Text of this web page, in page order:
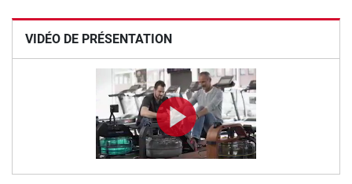
VIDÉO DE PRÉSENTATION